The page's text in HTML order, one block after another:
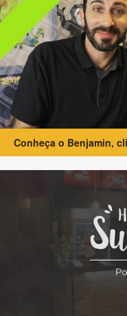
Conheça o Benjamin,